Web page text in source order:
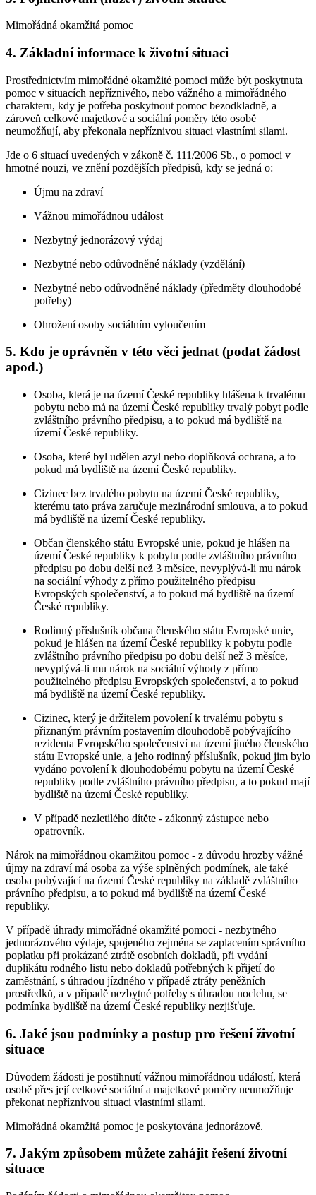
Mimořádná okamžitá pomoc
4. Základní informace k životní situaci
Prostřednictvím mimořádné okamžité pomoci může být poskytnuta
pomoc v situacích nepříznivého, nebo vážného a mimořádného
charakteru, kdy je potřeba poskytnout pomoc bezodkladně, a
zároveň celkové majetkové a sociální poměry této osobě
neumožňují, aby překonala nepříznivou situaci vlastními silami.
Jde o 6 situací uvedených v zákoně č. 111/2006 Sb., o pomoci v
hmotné nouzi, ve znění pozdějších předpisů, kdy se jedná o:
Újmu na zdraví
Vážnou mimořádnou událost
Nezbytný jednorázový výdaj
Nezbytné nebo odůvodněné náklady (vzdělání)
Nezbytné nebo odůvodněné náklady (předměty dlouhodobé
potřeby)
Ohrožení osoby sociálním vyloučením
5. Kdo je oprávněn v této věci jednat (podat žádost
apod.)
Osoba, která je na území České republiky hlášena k trvalému
pobytu nebo má na území České republiky trvalý pobyt podle
zvláštního právního předpisu, a to pokud má bydliště na
území České republiky.
Osoba, které byl udělen azyl nebo doplňková ochrana, a to
pokud má bydliště na území České republiky.
Cizinec bez trvalého pobytu na území České republiky,
kterému tato práva zaručuje mezinárodní smlouva, a to pokud
má bydliště na území České republiky.
Občan členského státu Evropské unie, pokud je hlášen na
území České republiky k pobytu podle zvláštního právního
předpisu po dobu delší než 3 měsíce, nevyplývá-li mu nárok
na sociální výhody z přímo použitelného předpisu
Evropských společenství, a to pokud má bydliště na území
České republiky.
Rodinný příslušník občana členského státu Evropské unie,
pokud je hlášen na území České republiky k pobytu podle
zvláštního právního předpisu po dobu delší než 3 měsíce,
nevyplývá-li mu nárok na sociální výhody z přímo
použitelného předpisu Evropských společenství, a to pokud
má bydliště na území České republiky.
Cizinec, který je držitelem povolení k trvalému pobytu s
přiznaným právním postavením dlouhodobě pobývajícího
rezidenta Evropského společenství na území jiného členského
státu Evropské unie, a jeho rodinný příslušník, pokud jim bylo
vydáno povolení k dlouhodobému pobytu na území České
republiky podle zvláštního právního předpisu, a to pokud mají
bydliště na území České republiky.
V případě nezletilého dítěte - zákonný zástupce nebo
opatrovník.
Nárok na mimořádnou okamžitou pomoc - z důvodu hrozby vážné
újmy na zdraví má osoba za výše splněných podmínek, ale také
osoba pobývající na území České republiky na základě zvláštního
právního předpisu, a to pokud má bydliště na území České
republiky.
V případě úhrady mimořádné okamžité pomoci - nezbytného
jednorázového výdaje, spojeného zejména se zaplacením správního
poplatku při prokázané ztrátě osobních dokladů, při vydání
duplikátu rodného listu nebo dokladů potřebných k přijetí do
zaměstnání, s úhradou jízdného v případě ztráty peněžních
prostředků, a v případě nezbytné potřeby s úhradou noclehu, se
podmínka bydliště na území České republiky nezjišťuje.
6. Jaké jsou podmínky a postup pro řešení životní
situace
Důvodem žádosti je postihnutí vážnou mimořádnou událostí, která
osobě přes její celkové sociální a majetkové poměry neumožňuje
překonat nepříznivou situaci vlastními silami.
Mimořádná okamžitá pomoc je poskytována jednorázově.
7. Jakým způsobem můžete zahájit řešení životní
situace